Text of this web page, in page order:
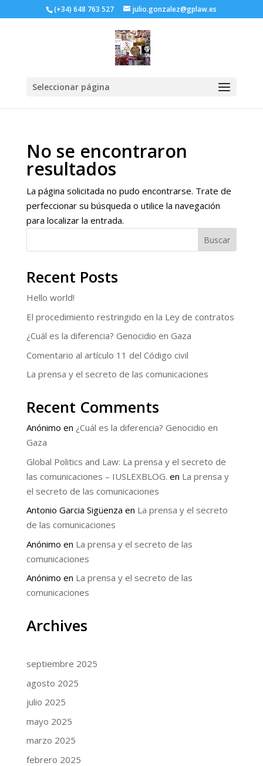
(+34) 648 763 527 julio.gonzalez@gplaw.es
Seleccionar página
No se encontraron
resultados
La página solicitada no pudo encontrarse. Trate de
perfeccionar su búsqueda o utilice la navegación
para localizar la entrada.
Buscar
Recent Posts
Hello world!
El procedimiento restringido en la Ley de contratos
¿Cuál es la diferencia? Genocidio en Gaza
Comentario al artículo 11 del Código civil
La prensa y el secreto de las comunicaciones
Recent Comments
Anónimo en ¿Cuál es la diferencia? Genocidio en
Gaza
Global Politics and Law: La prensa y el secreto de
las comunicaciones – IUSLEXBLOG. en La prensa y
el secreto de las comunicaciones
Antonio Garcia Sigüenza en La prensa y el secreto
de las comunicaciones
Anónimo en La prensa y el secreto de las
comunicaciones
Anónimo en La prensa y el secreto de las
comunicaciones
Archives
septiembre 2025
agosto 2025
julio 2025
mayo 2025
marzo 2025
febrero 2025